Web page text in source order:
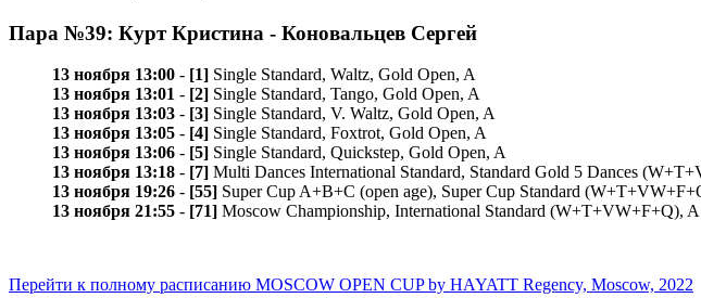
Пара №39: Курт Кристина - Коновальцев Сергей
13 ноября 13:00 - [1] Single Standard, Waltz, Gold Open, A
13 ноября 13:01 - [2] Single Standard, Tango, Gold Open, A
13 ноября 13:03 - [3] Single Standard, V. Waltz, Gold Open, A
13 ноября 13:05 - [4] Single Standard, Foxtrot, Gold Open, A
13 ноября 13:06 - [5] Single Standard, Quickstep, Gold Open, A
13 ноября 13:18 - [7] Multi Dances International Standard, Standard Gold 5 Dances
13 ноября 19:26 - [55] Super Cup A+B+C (open age), Super Cup Standard
13 ноября 21:55 - [71] Moscow Championship, International Standard (W+T+VW+F+Q), A
Перейти к полному расписанию MOSCOW OPEN CUP by HAYATT Regency, Moscow, 2022